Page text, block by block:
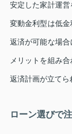
安定した家計運営
変動金利型は低
返済が可能な場
メリットを組み
返済計画が立てら
ローン選びで